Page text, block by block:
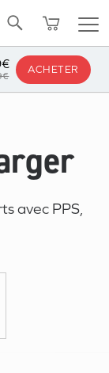
ACHETER
avec PPS,